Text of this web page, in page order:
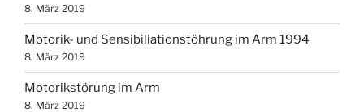
8. März 2019
Motorik- und Sensibiliationstöhrung im Arm 1994
8. März 2019
Motorikstörung im Arm
8. März 2019